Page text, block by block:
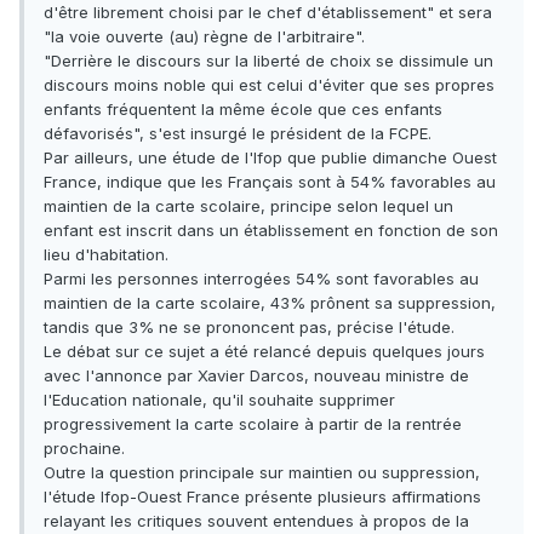
d'être librement choisi par le chef d'établissement" et sera
"la voie ouverte (au) règne de l'arbitraire".
"Derrière le discours sur la liberté de choix se dissimule un
discours moins noble qui est celui d'éviter que ses propres
enfants fréquentent la même école que ces enfants
défavorisés", s'est insurgé le président de la FCPE.
Par ailleurs, une étude de l'Ifop que publie dimanche Ouest
France, indique que les Français sont à 54% favorables au
maintien de la carte scolaire, principe selon lequel un
enfant est inscrit dans un établissement en fonction de son
lieu d'habitation.
Parmi les personnes interrogées 54% sont favorables au
maintien de la carte scolaire, 43% prônent sa suppression,
tandis que 3% ne se prononcent pas, précise l'étude.
Le débat sur ce sujet a été relancé depuis quelques jours
avec l'annonce par Xavier Darcos, nouveau ministre de
l'Education nationale, qu'il souhaite supprimer
progressivement la carte scolaire à partir de la rentrée
prochaine.
Outre la question principale sur maintien ou suppression,
l'étude Ifop-Ouest France présente plusieurs affirmations
relayant les critiques souvent entendues à propos de la